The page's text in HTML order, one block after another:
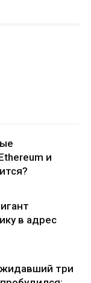
и
в адрес
три